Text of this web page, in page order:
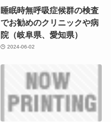
睡眠時無呼吸症候群の検査
でお勧めのクリニックや病
院（岐阜県、愛知県）
2024-06-02